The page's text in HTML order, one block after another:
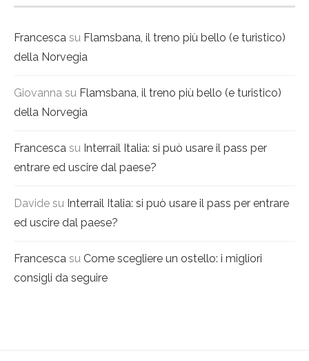
Francesca su Flamsbana, il treno più bello (e turistico)
della Norvegia
Giovanna su Flamsbana, il treno più bello (e turistico)
della Norvegia
Francesca su Interrail Italia: si può usare il pass per
entrare ed uscire dal paese?
Davide su Interrail Italia: si può usare il pass per entrare
ed uscire dal paese?
Francesca su Come scegliere un ostello: i migliori
consigli da seguire